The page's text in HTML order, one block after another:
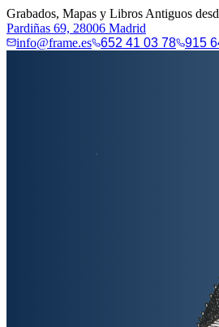
Grabados, Mapas y Libros Antiguos
Pardiñas 69, 28006 Madrid
info@frame.es
652 41 03 78 915